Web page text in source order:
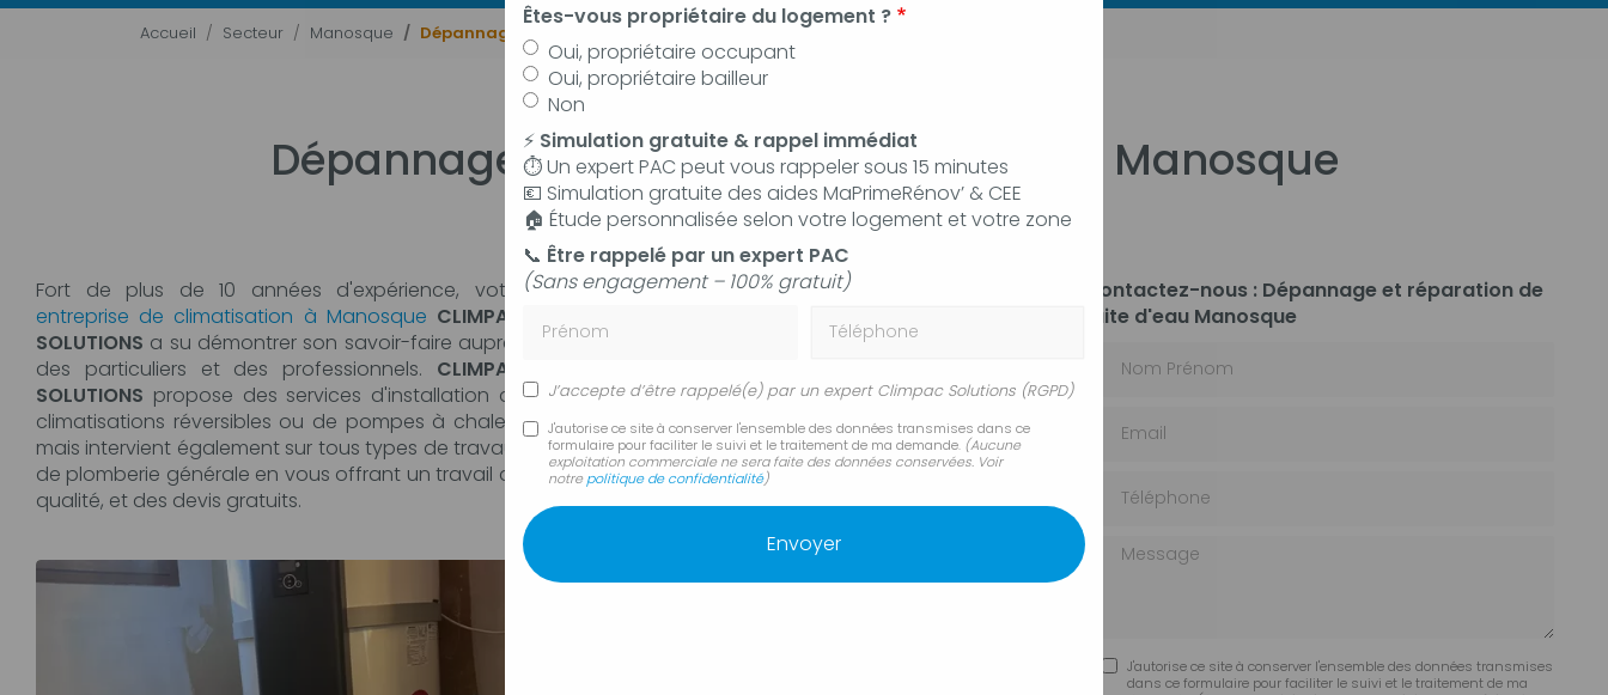
Accueil Secteur Manosque Dépannage et réparation de fuite d'eau Manosque
Dépannage et réparation de fuite d'eau Manosque
Fort de plus de 10 années d'expérience, votre
entreprise de climatisation à Manosque CLIMPAC
SOLUTIONS a su démontrer son savoir-faire auprès
des particuliers et des professionnels. CLIMPAC
SOLUTIONS propose des services d'installation de
climatisations réversibles ou de pompes à chaleur
mais intervient également sur tous types de travaux
de plomberie générale en vous offrant un travail de
qualité, et des devis gratuits.
En plus de ses services :Dépannage et
SOLUTIONS
vous propose aussi :
Changement et remplacement de chaudière fioul
Changement ou remplacement de chauffe-eau
électrique
Contrat d'entretien annuel de climatisation murale
Coût achat et pose de climatisation réversible
Création et installation de salle de bain neuve
Démantèlement d'installation de climatisation
Contactez-nous : Dépannage et réparation de
fuite d'eau Manosque
Message
J'autorise ce site à conserver l'ensemble des données transmises
dans ce formulaire pour faciliter le suivi et le traitement de ma
Êtes-vous propriétaire du logement ?
Oui, propriétaire occupant
Oui, propriétaire bailleur
Non
⚡ Simulation gratuite & rappel immédiat
⏱️ Un expert PAC peut vous rappeler sous 15 minutes
💶 Simulation gratuite des aides MaPrimeRénov’ & CEE
🏠 Étude personnalisée selon votre logement et votre zone
📞 Être rappelé par un expert PAC
(Sans engagement – 100% gratuit)
J’accepte d’être rappelé(e) par un expert Climpac Solutions (RGPD)
J'autorise ce site à conserver l'ensemble des données transmises dans ce
formulaire pour faciliter le suivi et le traitement de ma demande. (Aucune
exploitation commerciale ne sera faite des données conservées. Voir
notre politique de confidentialité)